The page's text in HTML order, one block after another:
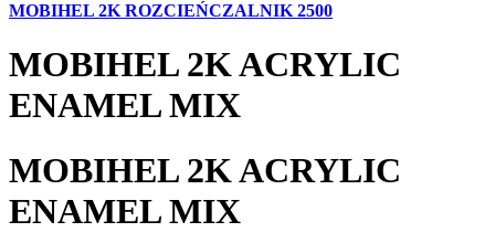
MOBIHEL 2K ROZCIEŃCZALNIK 2500
MOBIHEL 2K ACRYLIC
ENAMEL MIX
MOBIHEL 2K ACRYLIC
ENAMEL MIX